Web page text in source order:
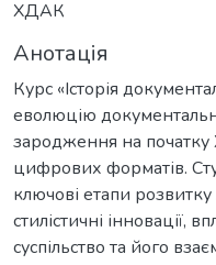
ХДАК
Анотація
Курс «Історія
еволюцію
зародження на початку
цифрових форматів.
ключові етапи розвитку
стилістичні інновації,
суспільство та його